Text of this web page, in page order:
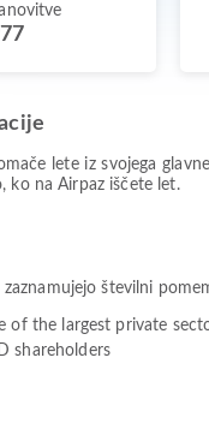
lete iz svojega
ko na Airpaz iščete let.
številni
of the largest private
shareholders